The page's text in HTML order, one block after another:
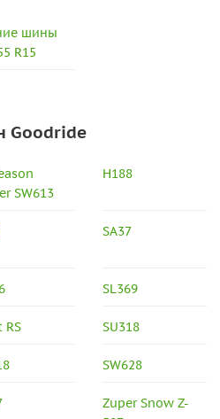
шины
R15
Goodride
SW613
H188
SA37
SL369
RS SU318
SW628
Zuper Snow Z-